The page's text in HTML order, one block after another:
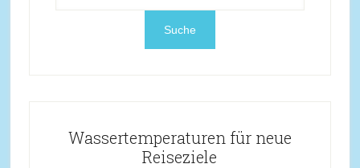
Wassertemperaturen für neue
Reiseziele